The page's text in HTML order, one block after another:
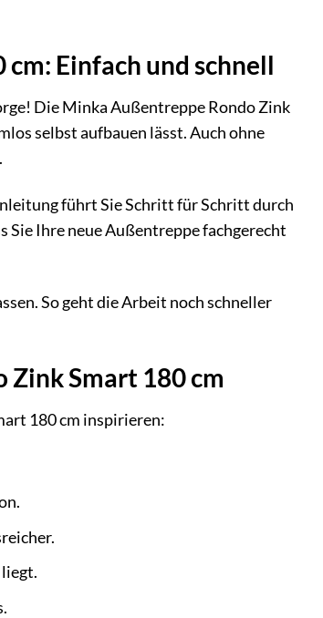
Einfach und schnell
Die Minka Außentreppe Rondo Zink
selbst aufbauen lässt. Auch ohne
führt Sie Schritt für Schritt durch
Sie Ihre neue Außentreppe fachgerecht
So geht die Arbeit noch schneller
Smart 180 cm
180 cm inspirieren: